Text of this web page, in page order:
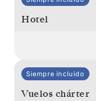
Hotel
Siempre incluido
Vuelos chárter